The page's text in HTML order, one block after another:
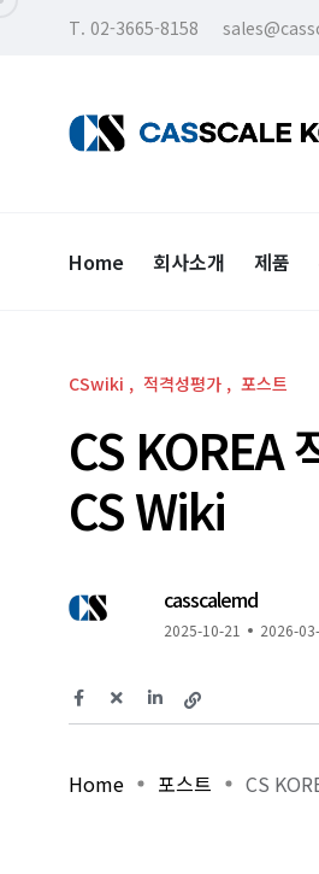
T. 02-3665-8158
Home 회사소개 제품
CSwiki 적격성평가 포스트
CS KOREA
CS Wiki
casscalemd
2025-10-21 2026-
Home 포스트 CS